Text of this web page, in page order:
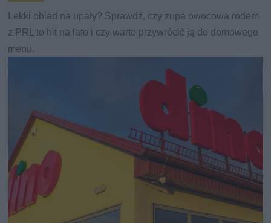
Lekki obiad na upały? Sprawdź, czy zupa owocowa rodem
z PRL to hit na lato i czy warto przywrócić ją do domowego
menu.